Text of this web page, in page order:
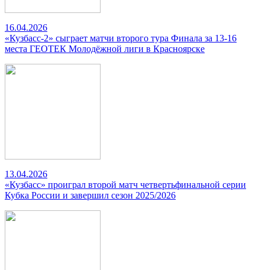
16.04.2026
«Кузбасс-2» сыграет матчи второго тура Финала за 13-16
места ГЕОТЕК Молодёжной лиги в Красноярске
13.04.2026
«Кузбасс» проиграл второй матч четвертьфинальной серии
Кубка России и завершил сезон 2025/2026